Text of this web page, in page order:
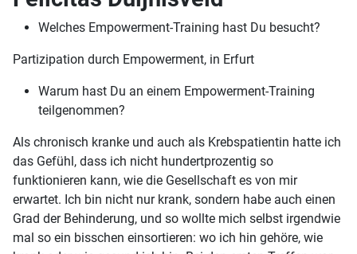
Welches Empowerment-Training hast Du besucht?
Partizipation durch Empowerment, in Erfurt
Warum hast Du an einem Empowerment-Training
teilgenommen?
Als chronisch kranke und auch als Krebspatientin hatte ich
das Gefühl, dass ich nicht hundertprozentig so
funktionieren kann, wie die Gesellschaft es von mir
erwartet. Ich bin nicht nur krank, sondern habe auch einen
Grad der Behinderung, und so wollte mich selbst irgendwie
mal so ein bisschen einsortieren: wo ich hin gehöre, wie